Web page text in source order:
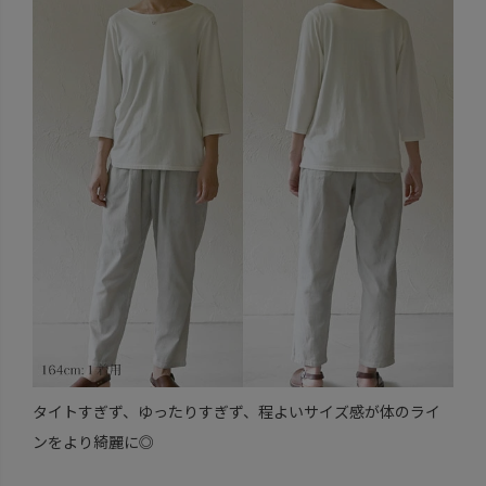
タイトすぎず、ゆったりすぎず、程よいサイズ感が体のライ
ンをより綺麗に◎